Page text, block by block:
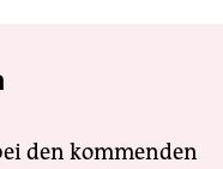
den kommenden